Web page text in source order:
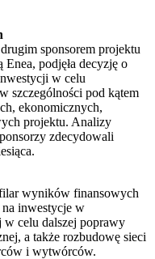
sponsorem projektu
podjęła decyzję o
w celu
szczególności pod kątem
ekonomicznych,
projektu. Analizy
zdecydowali
wyników finansowych
na inwestycje w
w celu dalszej poprawy
a także rozbudowę sieci
i wytwórców.